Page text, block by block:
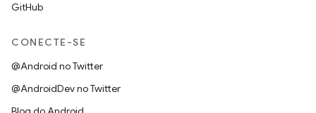
GitHub
CONECTE-SE
@Android no Twitter
@AndroidDev no Twitter